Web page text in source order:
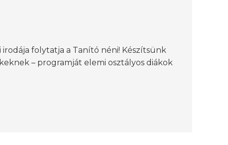
folytatja a Tanító néni! Készítsünk
– programját elemi osztályos diákok